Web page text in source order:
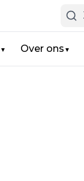
▼ Over ons ▼